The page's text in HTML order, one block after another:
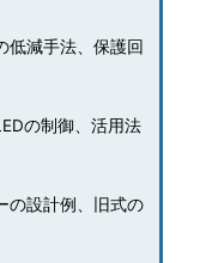
低減手法、保護回
の制御、活用法
の設計例、旧式の